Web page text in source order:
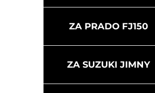
ZA PRADO FJ150
ZA SUZUKI JIMNY